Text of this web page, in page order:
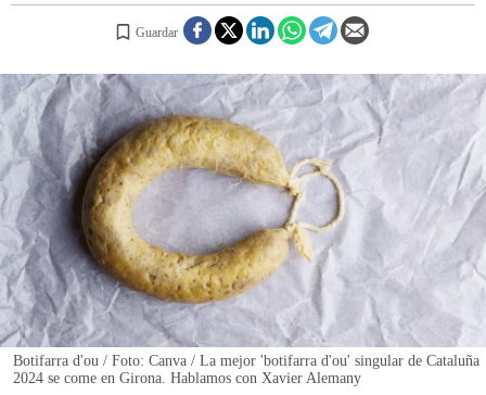
INICIAR SESIÓN
Guardar
Botifarra d'ou / Foto: Canva / La mejor 'botifarra d'ou' singular de Cataluña
2024 se come en Girona. Hablamos con Xavier Alemany